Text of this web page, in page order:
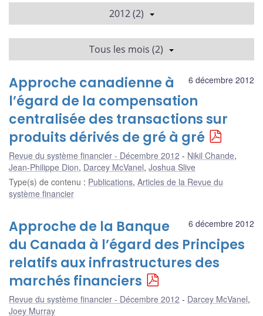
2012 (2)
Tous les mois (2)
6 décembre 2012
Approche canadienne à
l’égard de la compensation
centralisée des transactions sur
produits dérivés de gré à gré
Revue du système financier - Décembre 2012 Nikil Chande,
Jean-Philippe Dion, Darcey McVanel, Joshua Slive
Type(s) de contenu : Publications, Articles de la Revue du
système financier
6 décembre 2012
Approche de la Banque
du Canada à l’égard des Principes
relatifs aux infrastructures des
marchés financiers
Revue du système financier - Décembre 2012 Darcey McVanel,
Joey Murray